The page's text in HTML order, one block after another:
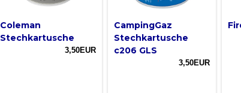
Coleman
Stechkartusche
3,50EUR
CampingGaz
Stechkartusche
c206 GLS
3,50EUR